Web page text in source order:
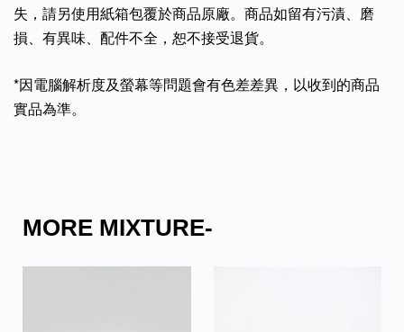
失，請另使用紙箱包覆於商品原廠。商品如留有污漬、磨
損、有異味、配件不全，恕不接受退貨。
*因電腦解析度及螢幕等問題會有色差差異，以收到的商品
實品為準。
MORE MIXTURE-